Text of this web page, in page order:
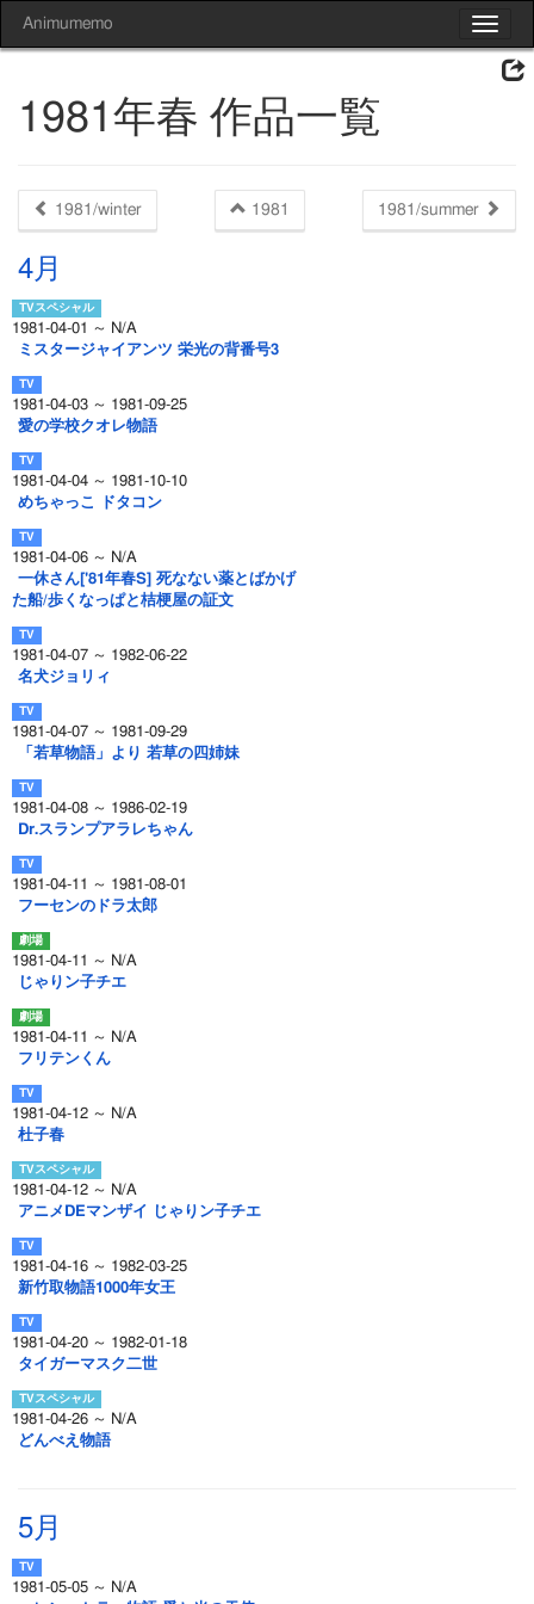
Toggle
Animumemo
1981年春 作品一覧
1981/winter 1981 1981/summer
4月
1981-04-01 ～ N/A
ミスタージャイアンツ 栄光の背番号3
1981-04-03 ～ 1981-09-25
愛の学校クオレ物語
1981-04-04 ～ 1981-10-10
めちゃっこ ドタコン
1981-04-06 ～ N/A
一休さん['81年春S] 死なない薬とばかげ
た船/歩くなっぱと桔梗屋の証文
1981-04-07 ～ 1982-06-22
名犬ジョリィ
1981-04-07 ～ 1981-09-29
「若草物語」より 若草の四姉妹
1981-04-08 ～ 1986-02-19
Dr.スランプアラレちゃん
1981-04-11 ～ 1981-08-01
フーセンのドラ太郎
1981-04-11 ～ N/A
じゃりン子チエ
1981-04-11 ～ N/A
フリテンくん
1981-04-12 ～ N/A
杜子春
1981-04-12 ～ N/A
アニメDEマンザイ じゃりン子チエ
1981-04-16 ～ 1982-03-25
新竹取物語1000年女王
1981-04-20 ～ 1982-01-18
タイガーマスク二世
1981-04-26 ～ N/A
どんべえ物語
5月
1981-05-05 ～ N/A